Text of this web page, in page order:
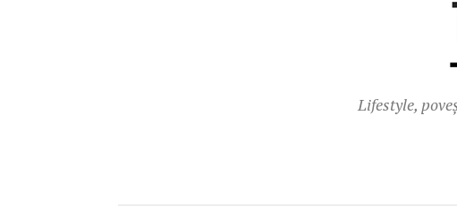
Lifestyle,